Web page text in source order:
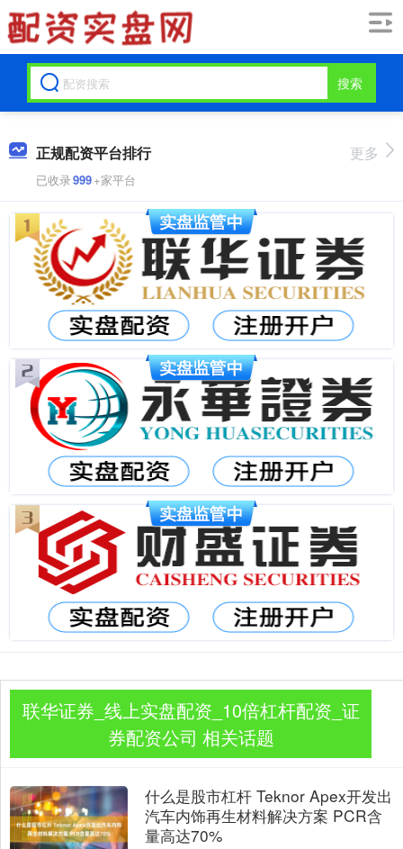
搜索
正规配资平台排行
已收录999+家平台
更多
联华证券_线上实盘配资_10倍杠杆配资_证
券配资公司 相关话题
什么是股市杠杆 Teknor Apex开发出
汽车内饰再生材料解决方案 PCR含
量高达70%